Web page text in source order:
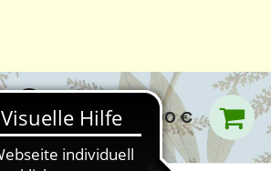
0,00 €